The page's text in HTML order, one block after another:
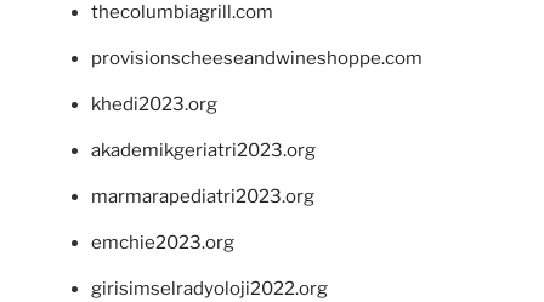
thecolumbiagrill.com
provisionscheeseandwineshoppe.com
khedi2023.org
akademikgeriatri2023.org
marmarapediatri2023.org
emchie2023.org
girisimselradyoloji2022.org